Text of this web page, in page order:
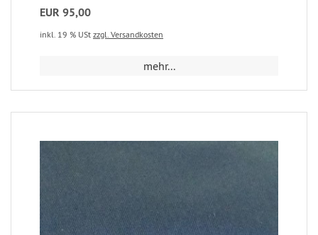
EUR 95,00
inkl. 19 % USt zzgl. Versandkosten
mehr...